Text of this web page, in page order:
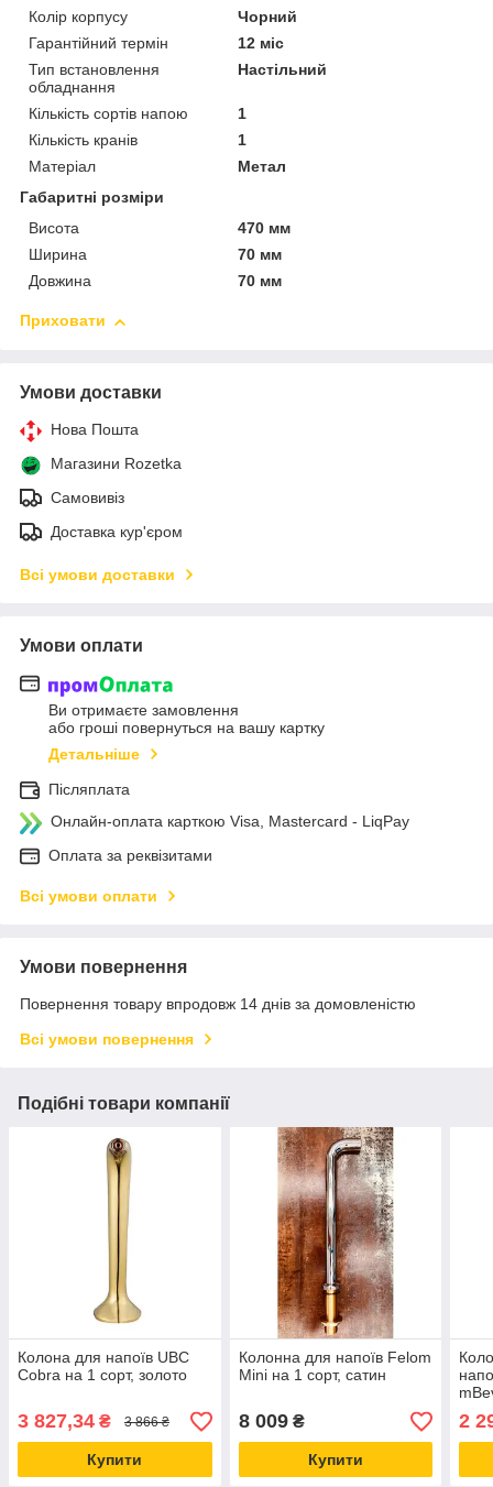
Колір корпусу
Чорний
Гарантійний термін
12 міс
Тип встановлення
обладнання
Настільний
Кількість сортів напою
1
Кількість кранів
1
Матеріал
Метал
Габаритні розміри
Висота
470 мм
Ширина
70 мм
Довжина
70 мм
Приховати
Умови доставки
Нова Пошта
Магазини Rozetka
Самовивіз
Доставка кур'єром
Всі умови доставки
Умови оплати
Ви отримаєте замовлення
або гроші повернуться на вашу картку
Детальніше
Післяплата
Онлайн-оплата карткою Visa, Mastercard - LiqPay
Оплата за реквізитами
Всі умови оплати
Умови повернення
Повернення товару впродовж 14 днів за домовленістю
Всі умови повернення
Подібні товари компанії
Колона для напоїв UBC
Cobra на 1 сорт, золото
3 827,34 ₴ 3 866 ₴
Купити
Колонна для напоїв Felom
Mini на 1 сорт, сатин
8 009₴
Купити
2